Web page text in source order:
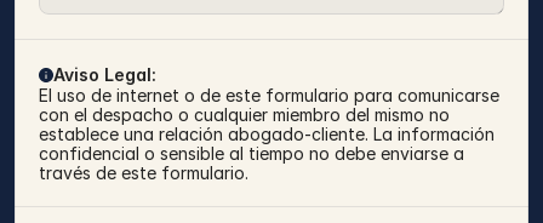
Aviso Legal:
El uso de internet o de este formulario para comunicarse
con el despacho o cualquier miembro del mismo no
establece una relación abogado-cliente. La información
confidencial o sensible al tiempo no debe enviarse a
través de este formulario.